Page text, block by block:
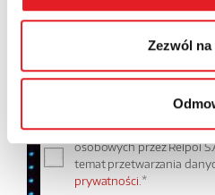
Zezwól
Wyrażam zgodę na
osobowych przez Relpol
temat przetwarzania
prywatności.*